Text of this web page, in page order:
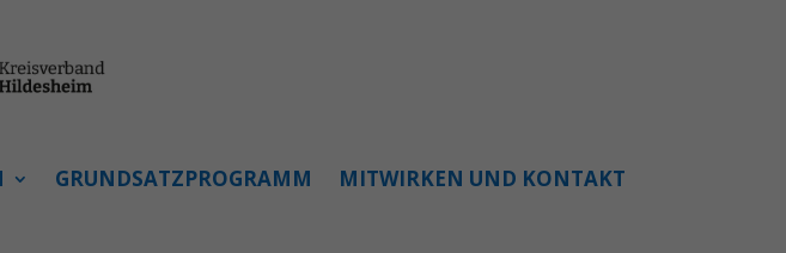
GRUNDSATZPROGRAMM MITWIRKEN UND KONTAKT